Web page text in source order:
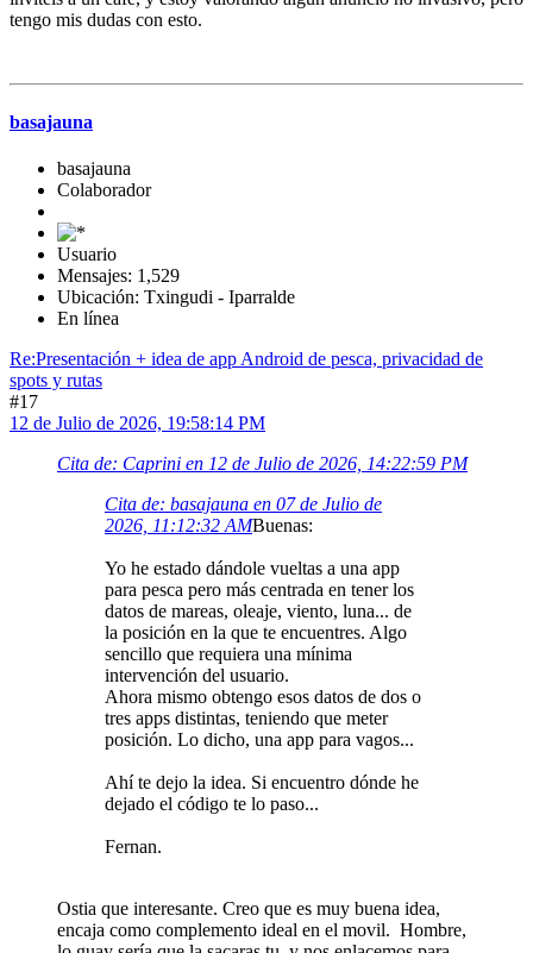
tengo mis dudas con esto.
basajauna
basajauna
Colaborador
Usuario
Mensajes: 1,529
Ubicación: Txingudi - Iparralde
En línea
Re:Presentación + idea de app Android de pesca, privacidad de
spots y rutas
#17
12 de Julio de 2026, 19:58:14 PM
Cita de: Caprini en 12 de Julio de 2026, 14:22:59 PM
Cita de: basajauna en 07 de Julio de
2026, 11:12:32 AMBuenas:
Yo he estado dándole vueltas a una app
para pesca pero más centrada en tener los
datos de mareas, oleaje, viento, luna... de
la posición en la que te encuentres. Algo
sencillo que requiera una mínima
intervención del usuario.
Ahora mismo obtengo esos datos de dos o
tres apps distintas, teniendo que meter
posición. Lo dicho, una app para vagos...
Ahí te dejo la idea. Si encuentro dónde he
dejado el código te lo paso...
Fernan.
Ostia que interesante. Creo que es muy buena idea,
encaja como complemento ideal en el movil. Hombre,